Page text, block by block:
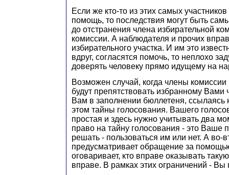
Если же кто-то из этих самых
помощь, то последствия могут быть
до отстранения члена избирательной
комиссии. А наблюдателя и прочих
избирательного участка. И им это
вдруг, согласятся помочь, то неплохо
доверять человеку прямо идущему на
Возможен случай, когда члены
будут препятствовать избранному Вами
Вам в заполнении бюллетеня,
этом тайны голосования. Вашего
простая и здесь нужно учитывать два
право на тайну голосования - это Ваше
решать - пользоваться им или нет. А во-
предусматривает обращение за
оговаривает, кто вправе оказывать
вправе. В рамках этих ограничений -